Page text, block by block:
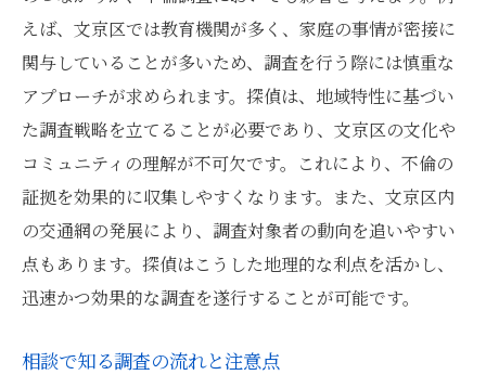
えば、文京区では教育機関が多く、家庭の事情が密接に
関与していることが多いため、調査を行う際には慎重な
アプローチが求められます。探偵は、地域特性に基づい
た調査戦略を立てることが必要であり、文京区の文化や
コミュニティの理解が不可欠です。これにより、不倫の
証拠を効果的に収集しやすくなります。また、文京区内
の交通網の発展により、調査対象者の動向を追いやすい
点もあります。探偵はこうした地理的な利点を活かし、
迅速かつ効果的な調査を遂行することが可能です。
相談で知る調査の流れと注意点